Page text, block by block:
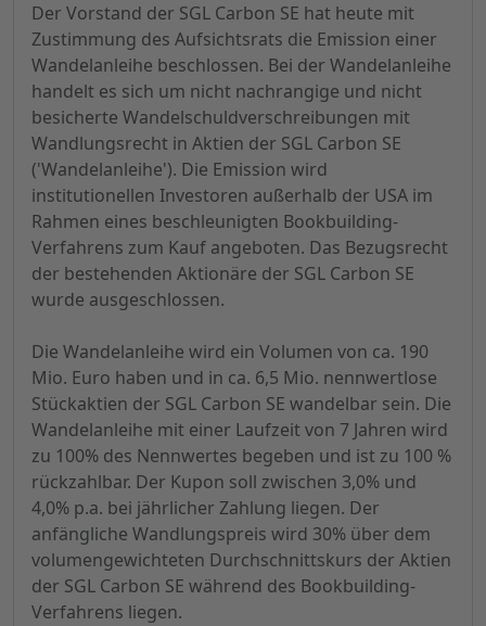
Der Vorstand der SGL Carbon SE hat heute mit
Zustimmung des Aufsichtsrats die Emission einer
Wandelanleihe beschlossen. Bei der Wandelanleihe
handelt es sich um nicht nachrangige und nicht
besicherte Wandelschuldverschreibungen mit
Wandlungsrecht in Aktien der SGL Carbon SE
('Wandelanleihe'). Die Emission wird
institutionellen Investoren außerhalb der USA im
Rahmen eines beschleunigten Bookbuilding-
Verfahrens zum Kauf angeboten. Das Bezugsrecht
der bestehenden Aktionäre der SGL Carbon SE
wurde ausgeschlossen.
Die Wandelanleihe wird ein Volumen von ca. 190
Mio. Euro haben und in ca. 6,5 Mio. nennwertlose
Stückaktien der SGL Carbon SE wandelbar sein. Die
Wandelanleihe mit einer Laufzeit von 7 Jahren wird
zu 100% des Nennwertes begeben und ist zu 100 %
rückzahlbar. Der Kupon soll zwischen 3,0% und
4,0% p.a. bei jährlicher Zahlung liegen. Der
anfängliche Wandlungspreis wird 30% über dem
volumengewichteten Durchschnittskurs der Aktien
der SGL Carbon SE während des Bookbuilding-
Verfahrens liegen.